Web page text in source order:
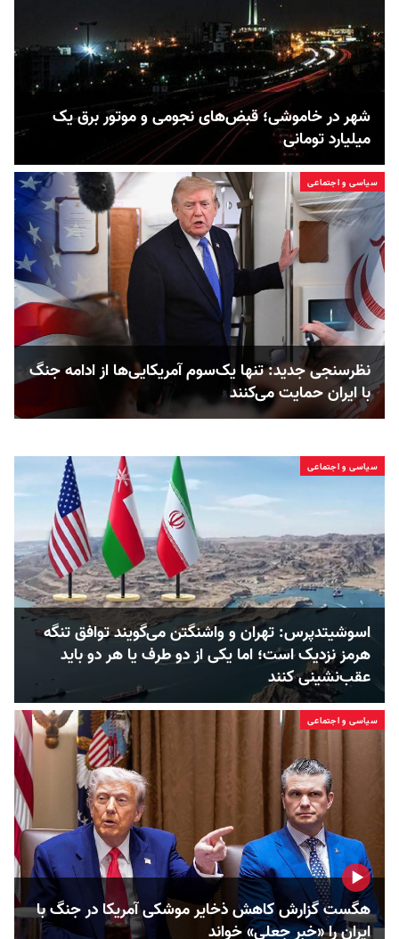
شهر در خاموشی؛ قبض‌های نجومی و موتور برق یک
میلیارد تومانی
سیاسی و اجتماعی
نظرسنجی جدید: تنها یک‌سوم آمریکایی‌ها از ادامه جنگ
با ایران حمایت می‌کنند
سیاسی و اجتماعی
اسوشیتدپرس: تهران و واشنگتن می‌گویند توافق تنگه
هرمز نزدیک است؛ اما یکی از دو طرف یا هر دو باید
عقب‌نشینی کنند
سیاسی و اجتماعی
هگست گزارش کاهش ذخایر موشکی آمریکا در جنگ با
ایران را «خبر جعلی» خواند